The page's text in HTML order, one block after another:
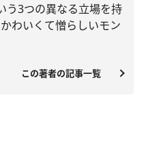
う3つの異なる立場を持
わいくて憎らしいモン
この著者の記事一覧